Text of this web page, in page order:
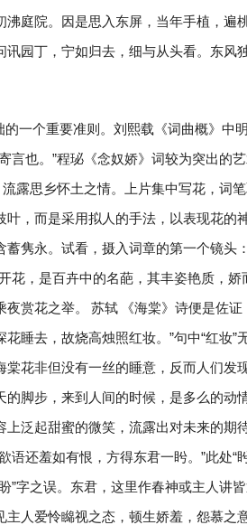
庭院。因是思入东屏，当年手植，遍
园丁，宁如归去，细与从头看。东风
一个重要准则。刘熙载《词曲概》中
言也。”程珌《念奴娇》词较为突出的
露思乡怀土之情。上片集中写花，词
，而是采用拟人的手法，以表现花的
隽永。试看，摄入词章的第一个镜头
花，是百卉中的名葩，其丰姿艳质，娇
赏花之举。
苏轼
《海棠》诗便是佐证
睡去，故烧高烛照红妆。”句中“红妆”
花非但没有一丝的睡意，反而人们发
脚步，来到人间的时候，是多么的动
泛起甜蜜的微笑，流露出对未来的期
语还羞如有恨，方得东君一盻。”此处“
”字之误。东君，这里作春神或主人讲
人爱怜矊视之态，顿生娇羞，怨慕之